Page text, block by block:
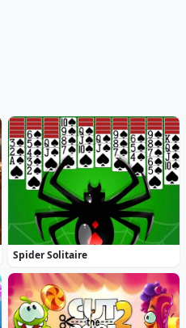
Spider Solitaire